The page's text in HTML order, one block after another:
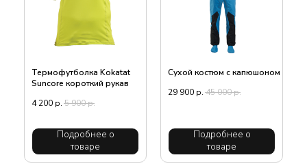
Термофутболка Kokatat
Suncore короткий рукав
4 200 р. 5 900р.
Подробнее о
товаре
Сухой костюм c капюшоном
29 900 р. 45 000р.
Подробнее о
товаре